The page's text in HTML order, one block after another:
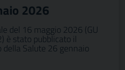
2026
del 16 maggio 2026 (GU
è stato pubblicato il
Salute 26 gennaio